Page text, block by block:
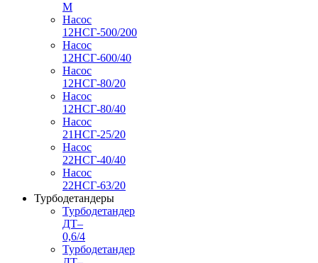
М
Насос
12НСГ-500/200
Насос
12НСГ-600/40
Насос
12НСГ-80/20
Насос
12НСГ-80/40
Насос
21НСГ-25/20
Насос
22НСГ-40/40
Насос
22НСГ-63/20
Турбодетандеры
Турбодетандер
ДТ–
0,6/4
Турбодетандер